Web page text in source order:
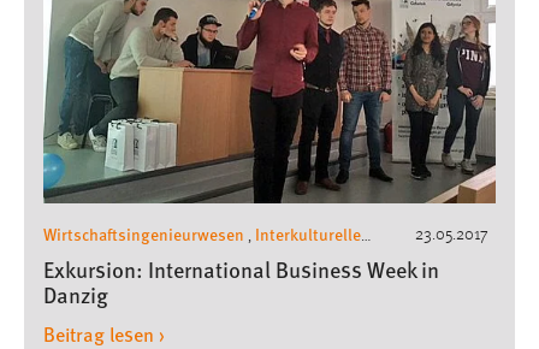
23.05.2017
Wirtschaftsingenieurwesen , Interkulturelles
Unternehmens- und
Technologiemanagement
Internationales
Technologiemanagement
Exkursion: International Business Week in
Danzig
Beitrag lesen ›